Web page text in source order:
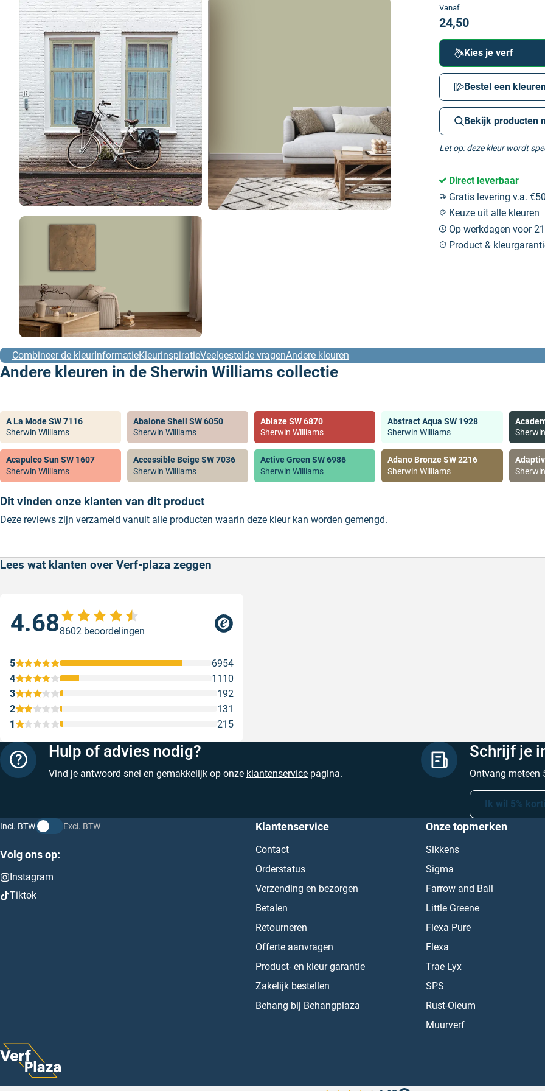
Vanaf
24,50
Kies je verf
Bestel een
Bekijk producten
Let op: deze kleur wordt
Direct leverbaar
Gratis levering v.a.
Keuze uit alle kleuren
Op werkdagen voor
Product &
Combineer de kleurInformatieKleurinspiratieVeelgestelde vragenAndere kleuren
Andere kleuren in de Sherwin Williams collectie
A La Mode SW 7116
Sherwin Williams
Abalone Shell SW 6050
Sherwin Williams
Ablaze SW 6870
Sherwin Williams
Abstract Aqua SW 1928
Sherwin Williams
Acapulco Sun SW 1607
Sherwin Williams
Accessible Beige SW 7036
Sherwin Williams
Active Green SW 6986
Sherwin Williams
Adano Bronze SW 2216
Sherwin Williams
Dit vinden onze klanten van dit product
Deze reviews zijn verzameld vanuit alle producten waarin deze kleur kan worden gemengd.
Lees wat klanten over Verf-plaza zeggen
4.688602 beoordelingen
1 215
2 131
3 192
4 1110
5 6954
Hulp of advies nodig?
Vind je antwoord snel en gemakkelijk op onze klantenservice pagina.
Schrijf je
Ontvang meteen
Ik wil 5%
Incl. BTW Excl. BTW
Volg ons op:
Instagram
Tiktok
Klantenservice
Contact
Orderstatus
Verzending en bezorgen
Betalen
Retourneren
Offerte aanvragen
Product- en kleur garantie
Zakelijk bestellen
Behang bij Behangplaza
Onze topmerken
Sikkens
Sigma
Farrow and Ball
Little Greene
Flexa Pure
Flexa
Trae Lyx
SPS
Rust-Oleum
Muurverf